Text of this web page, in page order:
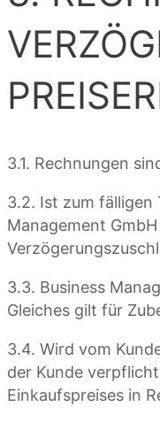
3.1. Rechnungen
3.2. Ist zum fälligen
Management
3.3. Business
Gleiches gilt für
3.4. Wird vom
der Kunde
Einkaufspreises in